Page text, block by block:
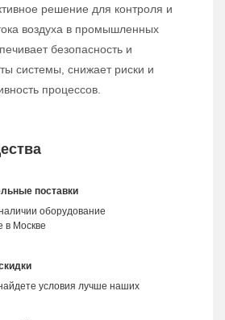
решение для контроля и
воздуха в промышленных
безопасность и
системы, снижает риски и
процессов.
поставки
оборудование
в Москве
условия лучше наших